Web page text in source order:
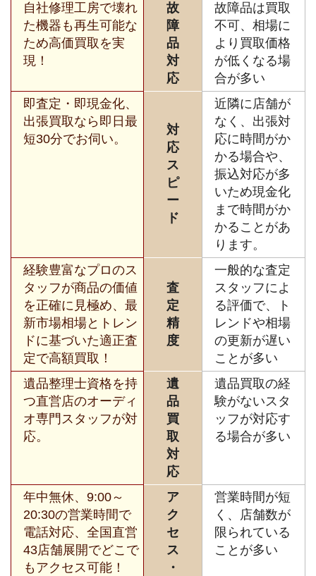
自社修理工房で壊れ
た機器も再生可能な
ため高価買取を実
現！
故
障
品
対
応
故障品は買取
不可、相場に
より買取価格
が低くなる場
合が多い
即査定・即現金化、
出張買取なら即日最
短30分でお伺い。
対
応
ス
ピ
ー
ド
近隣に店舗が
なく、出張対
応に時間がか
かる場合や、
振込対応が多
いため現金化
まで時間がか
かることがあ
ります。
経験豊富なプロのス
タッフが商品の価値
を正確に見極め、最
新市場相場とトレン
ドに基づいた適正査
定で高額買取！
査
定
精
度
一般的な査定
スタッフによ
る評価で、ト
レンドや相場
の更新が遅い
ことが多い
遺品整理士資格を持
つ直営店のオーディ
オ専門スタッフが対
応。
遺
品
買
取
対
応
遺品買取の経
験がないスタ
ッフが対応す
る場合が多い
年中無休、9:00～
20:30の営業時間で
電話対応、全国直営
43店舗展開でどこで
もアクセス可能！
ア
ク
セ
ス
・
営業時間が短
く、店舗数が
限られている
ことが多い